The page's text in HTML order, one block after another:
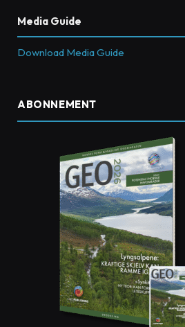
Media Guide
Download Media Guide
ABONNEMENT